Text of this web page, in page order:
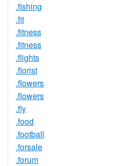
.fishing
.fit
.fitness
.fitness
.flights
.florist
.flowers
.flowers
.fly
.food
.football
.forsale
.forum